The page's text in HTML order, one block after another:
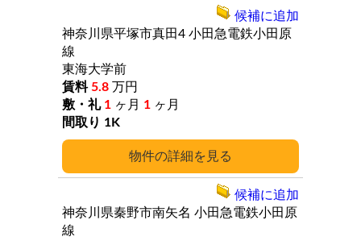
詳細
神奈川県平塚市真田4 小田急電鉄小田原
線
東海大学前
5.8 万円
1 ヶ月 1 ヶ月
1K
候補に追加
神奈川県秦野市南矢名 小田急電鉄小田原
線
候補に追加